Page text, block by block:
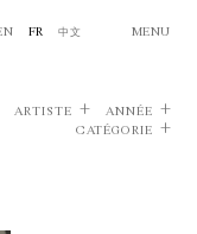
FR 中文 MENU
ARTISTE
ANNÉE
CATÉGORIE